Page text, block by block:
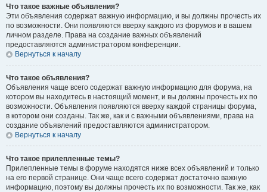
Что такое важные объявления?
Эти объявления содержат важную информацию, и вы должны прочесть их
по возможности. Они появляются вверху каждого из форумов и в вашем
личном разделе. Права на создание важных объявлений
предоставляются администратором конференции.
Вернуться к началу
Что такое объявления?
Объявления чаще всего содержат важную информацию для форума, на
котором вы находитесь в настоящий момент, и вы должны прочесть их по
возможности. Объявления появляются вверху каждой страницы форума,
в котором они созданы. Так же, как и с важными объявлениями, права на
создание объявлений предоставляются администратором.
Вернуться к началу
Что такое прилепленные темы?
Прилепленные темы в форуме находятся ниже всех объявлений и только
на его первой странице. Они чаще всего содержат достаточно важную
информацию, поэтому вы должны прочесть их по возможности. Так же, как